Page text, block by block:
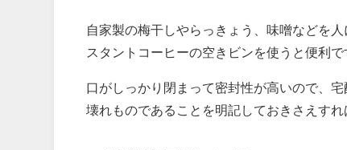
自家製の梅干しやらっきょう、味噌などを
スタントコーヒーの空きビンを使うと便利で
口がしっかり閉まって密封性が高いので、
壊れものであることを明記しておきさえす